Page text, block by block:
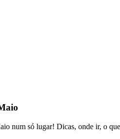
num só lugar! Dicas, onde ir, o